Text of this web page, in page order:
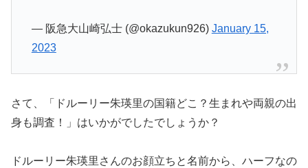
— 阪急大山崎弘士 (@okazukun926) January 15,
2023
さて、「ドルーリー朱瑛里の国籍どこ？生まれや両親の出
身も調査！」はいかがでしたでしょうか？
ドルーリー朱瑛里さんのお顔立ちと名前から、ハーフなの